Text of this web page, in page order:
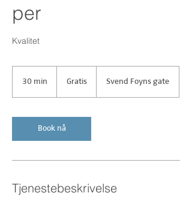
per
Kvalitet
30 min
i
n
Gratis Svend Foyns gate
Book nå
Tjenestebeskrivelse